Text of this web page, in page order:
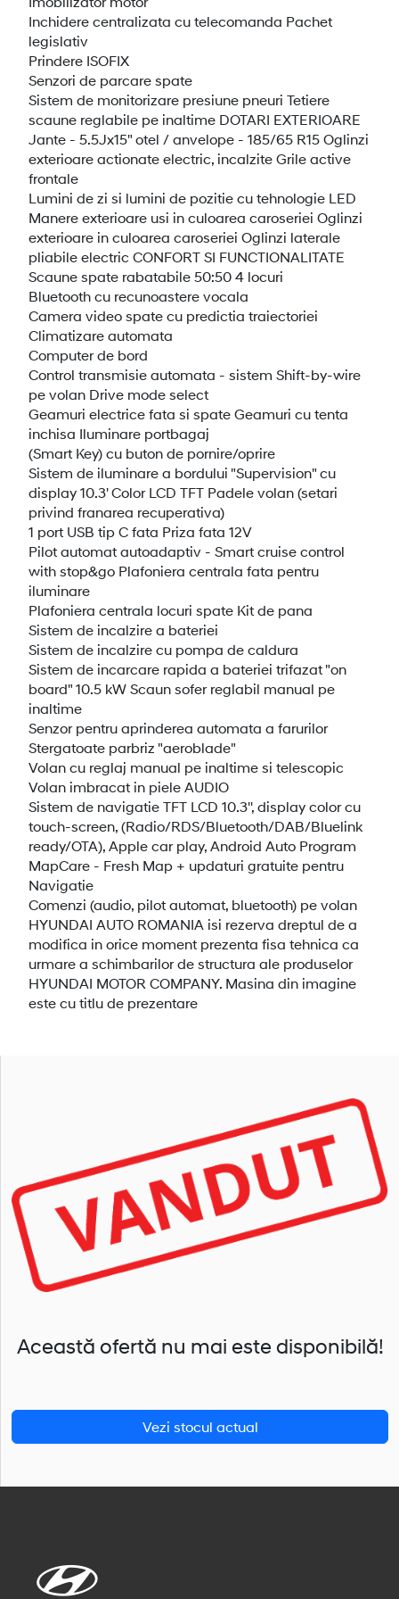
Inchidere centralizata cu telecomanda Pachet
legislativ
Prindere ISOFIX
Senzori de parcare spate
Sistem de monitorizare presiune pneuri Tetiere
scaune reglabile pe inaltime DOTARI EXTERIOARE
Jante - 5.5Jx15" otel / anvelope - 185/65 R15 Oglinzi
exterioare actionate electric, incalzite Grile active
frontale
Lumini de zi si lumini de pozitie cu tehnologie LED
Manere exterioare usi in culoarea caroseriei Oglinzi
exterioare in culoarea caroseriei Oglinzi laterale
pliabile electric CONFORT SI FUNCTIONALITATE
Scaune spate rabatabile 50:50 4 locuri
Bluetooth cu recunoastere vocala
Camera video spate cu predictia traiectoriei
Climatizare automata
Computer de bord
Control transmisie automata - sistem Shift-by-wire
pe volan Drive mode select
Geamuri electrice fata si spate Geamuri cu tenta
inchisa Iluminare portbagaj
(Smart Key) cu buton de pornire/oprire
Sistem de iluminare a bordului "Supervision" cu
display 10.3' Color LCD TFT Padele volan (setari
privind franarea recuperativa)
1 port USB tip C fata Priza fata 12V
Pilot automat autoadaptiv - Smart cruise control
with stop&go Plafoniera centrala fata pentru
iluminare
Plafoniera centrala locuri spate Kit de pana
Sistem de incalzire a bateriei
Sistem de incalzire cu pompa de caldura
Sistem de incarcare rapida a bateriei trifazat "on
board" 10.5 kW Scaun sofer reglabil manual pe
inaltime
Senzor pentru aprinderea automata a farurilor
Stergatoate parbriz "aeroblade"
Volan cu reglaj manual pe inaltime si telescopic
Volan imbracat in piele AUDIO
Sistem de navigatie TFT LCD 10.3'', display color cu
touch-screen, (Radio/RDS/Bluetooth/DAB/Bluelink
ready/OTA), Apple car play, Android Auto Program
MapCare - Fresh Map + updaturi gratuite pentru
Navigatie
Comenzi (audio, pilot automat, bluetooth) pe volan
HYUNDAI AUTO ROMANIA isi rezerva dreptul de a
modifica in orice moment prezenta fisa tehnica ca
urmare a schimbarilor de structura ale produselor
HYUNDAI MOTOR COMPANY. Masina din imagine
este cu titlu de prezentare
Această ofertă nu mai este disponibilă!
Vezi stocul actual